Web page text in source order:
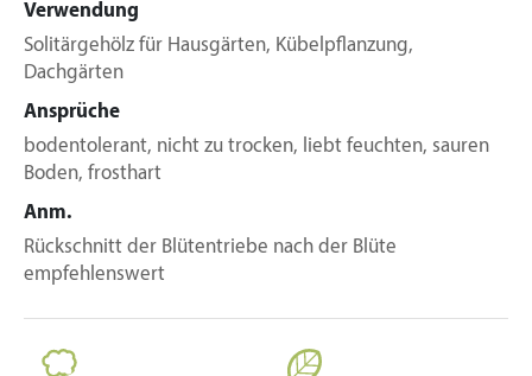
Verwendung
Solitärgehölz für Hausgärten, Kübelpflanzung,
Dachgärten
Ansprüche
bodentolerant, nicht zu trocken, liebt feuchten, sauren
Boden, frosthart
Anm.
Rückschnitt der Blütentriebe nach der Blüte
empfehlenswert